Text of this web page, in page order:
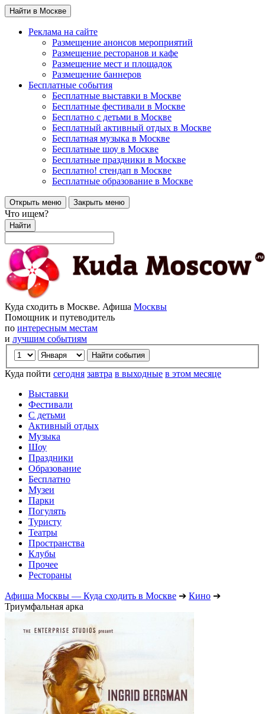
Найти в Москве
Реклама на сайте
Размещение анонсов мероприятий
Размещение ресторанов и кафе
Размещение мест и площадок
Размещение баннеров
Бесплатные события
Бесплатные выставки в Москве
Бесплатные фестивали в Москве
Бесплатно с детьми в Москве
Бесплатный активный отдых в Москве
Бесплатная музыка в Москве
Бесплатные шоу в Москве
Бесплатные праздники в Москве
Бесплатно! стендап в Москве
Бесплатные образование в Москве
Открыть меню Закрыть меню
Что ищем?
Найти
Куда сходить в Москве. Афиша Москвы
Помощник и путеводитель
по интересным местам
и лучшим событиям
Куда пойти сегодня завтра в выходные в этом месяце
Выставки
Фестивали
С детьми
Активный отдых
Музыка
Шоу
Праздники
Образование
Бесплатно
Музеи
Парки
Погулять
Туристу
Театры
Пространства
Клубы
Прочее
Рестораны
Афиша Москвы — Куда сходить в Москве ➔ Кино ➔
Триумфальная арка